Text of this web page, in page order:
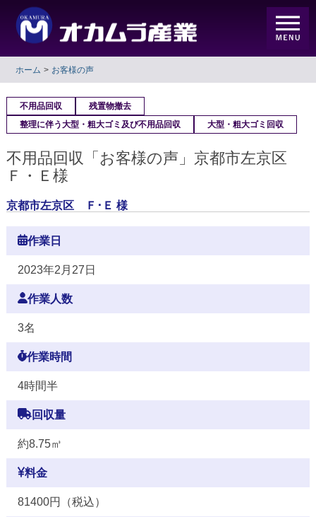
ホーム お客様の声
不用品回収
残置物撤去
整理に伴う大型・粗大ゴミ及び不用品回収
大型・粗大ゴミ回収
不用品回収「お客様の声」京都市左京区
Ｆ・Ｅ様
京都市左京区 Ｆ･Ｅ 様
作業日
2023年2月27日
作業人数
3名
作業時間
4時間半
回収量
約8.75㎥
料金
81400円（税込）